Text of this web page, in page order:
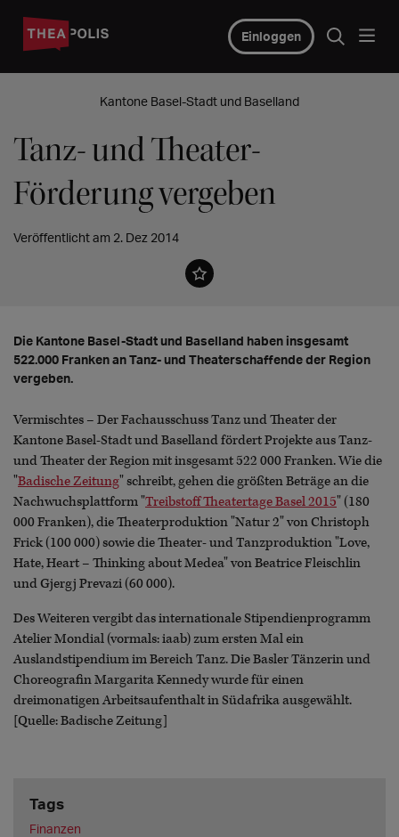
Einloggen
Kantone Basel-Stadt und Baselland
Tanz- und Theater-
Förderung vergeben
Veröffentlicht am 2. Dez 2014
Die Kantone Basel-Stadt und Baselland haben insgesamt
522.000 Franken an Tanz- und Theaterschaffende der Region
vergeben.
Vermischtes – Der Fachausschuss Tanz und Theater der
Kantone Basel-Stadt und Baselland fördert Projekte aus Tanz-
und Theater der Region mit insgesamt 522 000 Franken. Wie die
"Badische Zeitung" schreibt, gehen die größten Beträge an die
Nachwuchsplattform "Treibstoff Theatertage Basel 2015" (180
000 Franken), die Theaterproduktion "Natur 2" von Christoph
Frick (100 000) sowie die Theater- und Tanzproduktion "Love,
Hate, Heart – Thinking about Medea" von Beatrice Fleischlin
und Gjergj Prevazi (60 000).
Des Weiteren vergibt das internationale Stipendienprogramm
Atelier Mondial (vormals: iaab) zum ersten Mal ein
Auslandstipendium im Bereich Tanz. Die Basler Tänzerin und
Choreografin Margarita Kennedy wurde für einen
dreimonatigen Arbeitsaufenthalt in Südafrika ausgewählt.
[Quelle: Badische Zeitung]
Tags
Finanzen